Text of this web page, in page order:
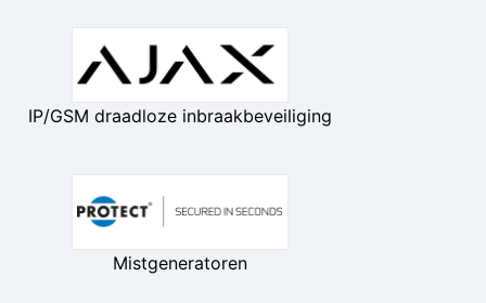
IP/GSM draadloze inbraakbeveiliging
Mistgeneratoren